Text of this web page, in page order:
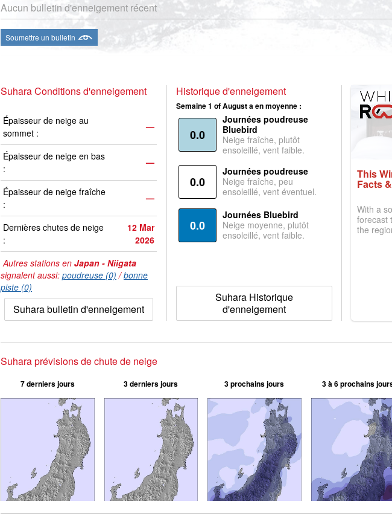
Aucun bulletin d'enneigement récent
Soumettre un bulletin
Suhara Conditions d'enneigement
Épaisseur de neige au
sommet :
—
Épaisseur de neige en bas
:
—
Épaisseur de neige fraîche
:
—
Dernières chutes de neige
:
12 Mar
2026
Autres stations en Japan - Niigata
signalent aussi: poudreuse (0) /bonne
piste (0)
Suhara bulletin d'enneigement
Historique d'enneigement
Semaine 1 of August a en moyenne :
0.0
Journées poudreuse
Bluebird
Neige fraîche, plutôt
ensoleillé, vent faible.
0.0
Journées poudreuse
Neige fraîche, peu
ensoleillé, vent éventuel.
0.0
Journées Bluebird
Neige moyenne, plutôt
ensoleillé, vent faible.
Suhara Historique
d'enneigement
This
Facts
With a
forecast
the
Suhara prévisions de chute de neige
7 derniers jours 3 derniers jours 3 prochains jours 3 à 6 prochains